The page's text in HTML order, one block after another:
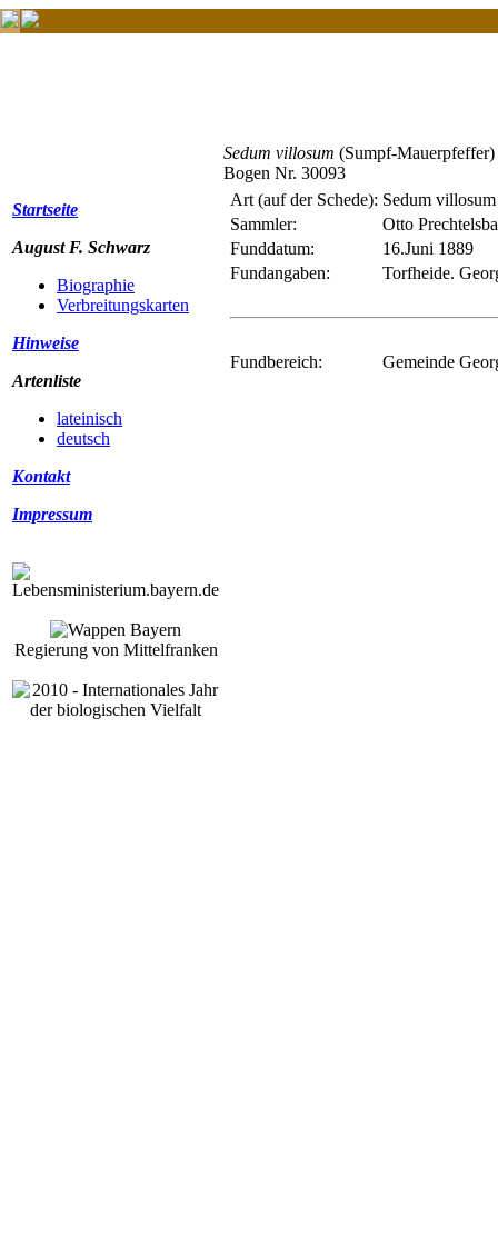
Startseite
August F. Schwarz
Biographie
Verbreitungskarten
Hinweise
Artenliste
lateinisch
deutsch
Kontakt
Impressum
Regierung von Mittelfranken
Sedum villosum (Sumpf-Mauerpfeffer)
Bogen Nr. 30093
Art (auf der Schede): Sedum villosum
Sammler:
Otto
Funddatum:
16.Juni 1889
Fundangaben:
Torfheide.
Fundbereich: Gemeinde